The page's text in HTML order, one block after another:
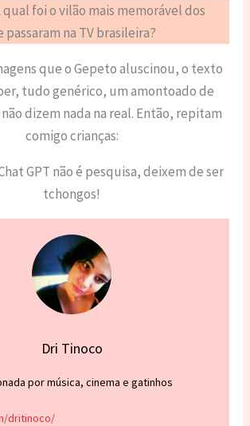
qual foi o vilão mais memorável dos
na TV brasileira?
que o Gepeto aluscinou, o texto
tudo genérico, um amontoado de
dizem nada na real. Então, repitam
comigo crianças:
GPT não é pesquisa, deixem de ser
tchongos!
Dri Tinoco
por música, cinema e gatinhos
dritinoco/